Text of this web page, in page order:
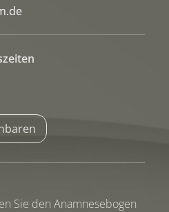
Sie den Anamnesebogen